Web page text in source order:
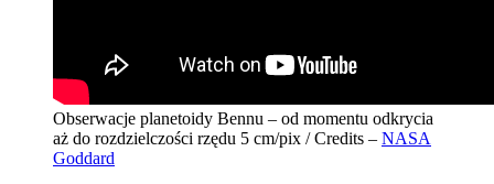
Obserwacje planetoidy Bennu – od momentu odkrycia
aż do rozdzielczości rzędu 5 cm/pix / Credits – NASA
Goddard